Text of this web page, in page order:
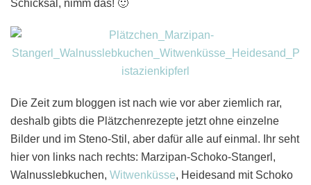
Schicksal, nimm das! 🙂
Die Zeit zum bloggen ist nach wie vor aber ziemlich rar,
deshalb gibts die Plätzchenrezepte jetzt ohne einzelne
Bilder und im Steno-Stil, aber dafür alle auf einmal. Ihr seht
hier von links nach rechts: Marzipan-Schoko-Stangerl,
Walnusslebkuchen, Witwenküsse, Heidesand mit Schoko